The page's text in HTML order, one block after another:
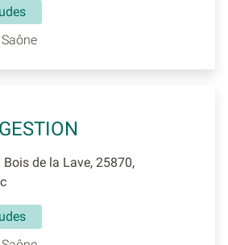
Bois de la Lave, 25870,